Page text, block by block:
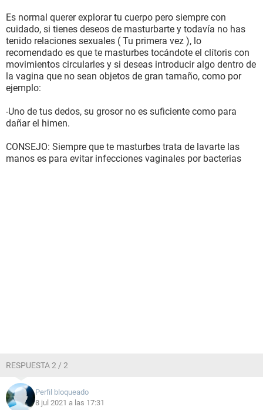
Es normal querer explorar tu cuerpo pero siempre con
cuidado, si tienes deseos de masturbarte y todavía no has
tenido relaciones sexuales ( Tu primera vez ), lo
recomendado es que te masturbes tocándote el clítoris con
movimientos circularles y si deseas introducir algo dentro de
la vagina que no sean objetos de gran tamaño, como por
ejemplo:
-Uno de tus dedos, su grosor no es suficiente como para
dañar el himen.
CONSEJO: Siempre que te masturbes trata de lavarte las
manos es para evitar infecciones vaginales por bacterias
RESPUESTA 2 / 2
Perfil bloqueado
8 jul 2021 a las 17:31